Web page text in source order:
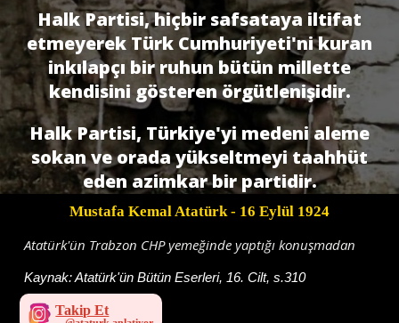
Halk Partisi, hiçbir safsataya iltifat
etmeyerek Türk Cumhuriyeti'ni kuran
inkılapçı bir ruhun bütün millette
kendisini gösteren örgütlenişidir.
Halk Partisi, Türkiye'yi medeni aleme
sokan ve orada yükseltmeyi taahhüt
eden azimkar bir partidir.
Mustafa Kemal Atatürk- 16 Eylül 1924
Atatürk'ün Trabzon CHP yemeğinde yaptığı konuşmadan
Kaynak:Atatürk'ün Bütün Eserleri, 16. Cilt, s.310
Takip Et